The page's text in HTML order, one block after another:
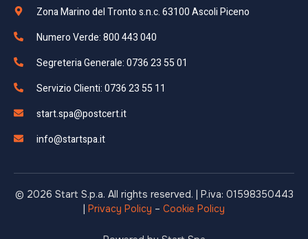
Zona Marino del Tronto s.n.c. 63100 Ascoli Piceno
Numero Verde: 800 443 040
Segreteria Generale: 0736 23 55 01
Servizio Clienti: 0736 23 55 11
start.spa@postcert.it
info@startspa.it
© 2026 Start S.p.a. All rights reserved. | P.iva: 01598350443
| Privacy Policy – Cookie Policy